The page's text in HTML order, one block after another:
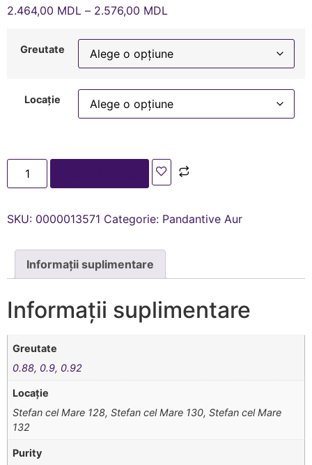
2.464,00 MDL – 2.576,00 MDL
Greutate
Locație
SKU: 0000013571 Categorie: Pandantive Aur
Informații suplimentare
Informații suplimentare
Greutate
0.88, 0.9, 0.92
Locație
Stefan cel Mare 128, Stefan cel Mare 130, Stefan cel Mare
132
Purity